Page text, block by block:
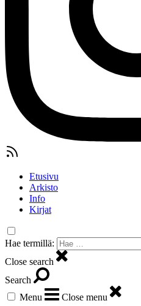
Etusivu
Arkisto
Info
Kirjat
Hae termillä:
Close search
Search
Menu
Close menu